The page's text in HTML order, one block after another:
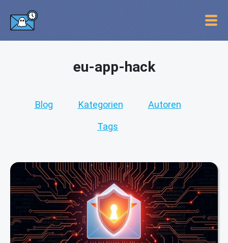
eu-app-hack
Blog Kategorien Autoren
Tags